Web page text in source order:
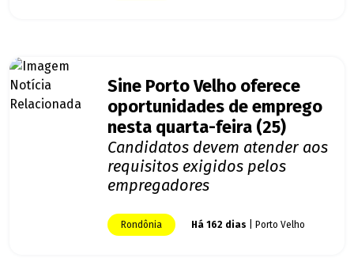
Sine Porto Velho oferece
oportunidades de emprego
nesta quarta-feira (25)
Candidatos devem atender aos
requisitos exigidos pelos
empregadores
Rondônia Há 162 dias | Porto Velho